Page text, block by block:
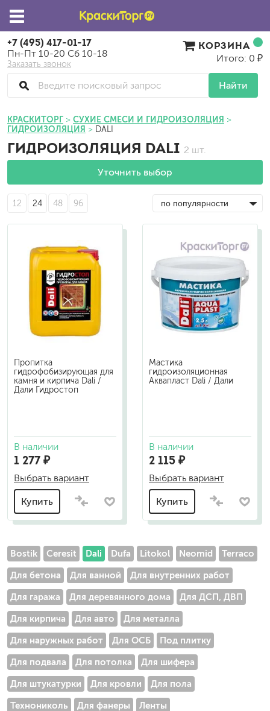
+7 (495) 417-01-17
Пн-Пт 10-20 Сб 10-18
Заказать звонок
Найти
КОРЗИНА
Итого: 0 ₽
КРАСКИТОРГ
СУХИЕ СМЕСИ И ГИДРОИЗОЛЯЦИЯ
ГИДРОИЗОЛЯЦИЯ
DALI
ГИДРОИЗОЛЯЦИЯ DALI 2 шт.
Уточнить выбор
12 24 48 96
Пропитка
гидрофобизирующая для
камня и кирпича Dali /
Дали Гидростоп
В наличии
1 277 ₽
Выбрать вариант
Купить
Мастика
гидроизоляционная
Аквапласт Dali / Дали
В наличии
2 115 ₽
Выбрать вариант
Купить
Bostik Ceresit Dali Dufa Litokol Neomid Terraco
Для бетона Для ванной Для внутренних работ
Для гаража Для деревянного дома Для ДСП, ДВП
Для кирпича Для авто Для металла
Для наружных работ Для ОСБ Под плитку
Для подвала Для потолка Для шифера
Для штукатурки Для кровли Для пола
Технониколь Для фанеры Ленты